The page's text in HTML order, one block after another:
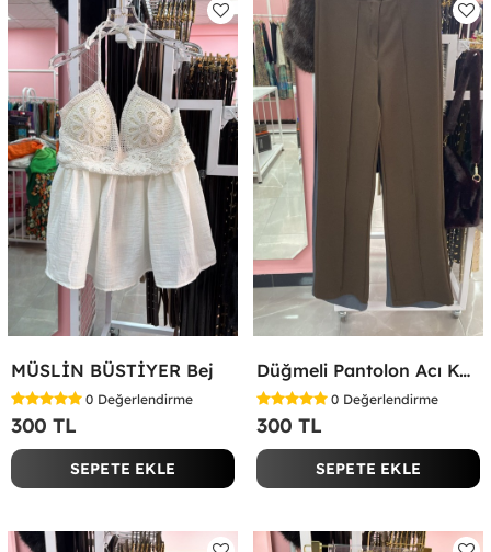
MÜSLİN BÜSTİYER Bej
0 Değerlendirme
300 TL
SEPETE EKLE
Düğmeli Pantolon Acı Kahve
0 Değerlendirme
300 TL
SEPETE EKLE